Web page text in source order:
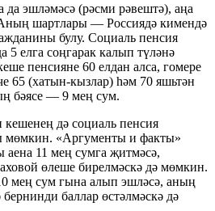
да эшләмәсә (рәсми рәвештә), аңа
шартлары — Россиядә кимендә
булу. Социаль пенсия
5 елга соңгарак калып түләнә
пенсияне 60 елдан алса, гомере
65 (хатын-кызлар) һәм 70 яшьтән
бәясе — 9 мең сум.
дә социаль пенсия
мөмкин. «Аргументы и факты»
аена 11 мең сумга җитмәсә,
өлеше бирелмәскә дә мөмкин.
мең сум гына алып эшләсә, аның
баллар өстәлмәскә дә